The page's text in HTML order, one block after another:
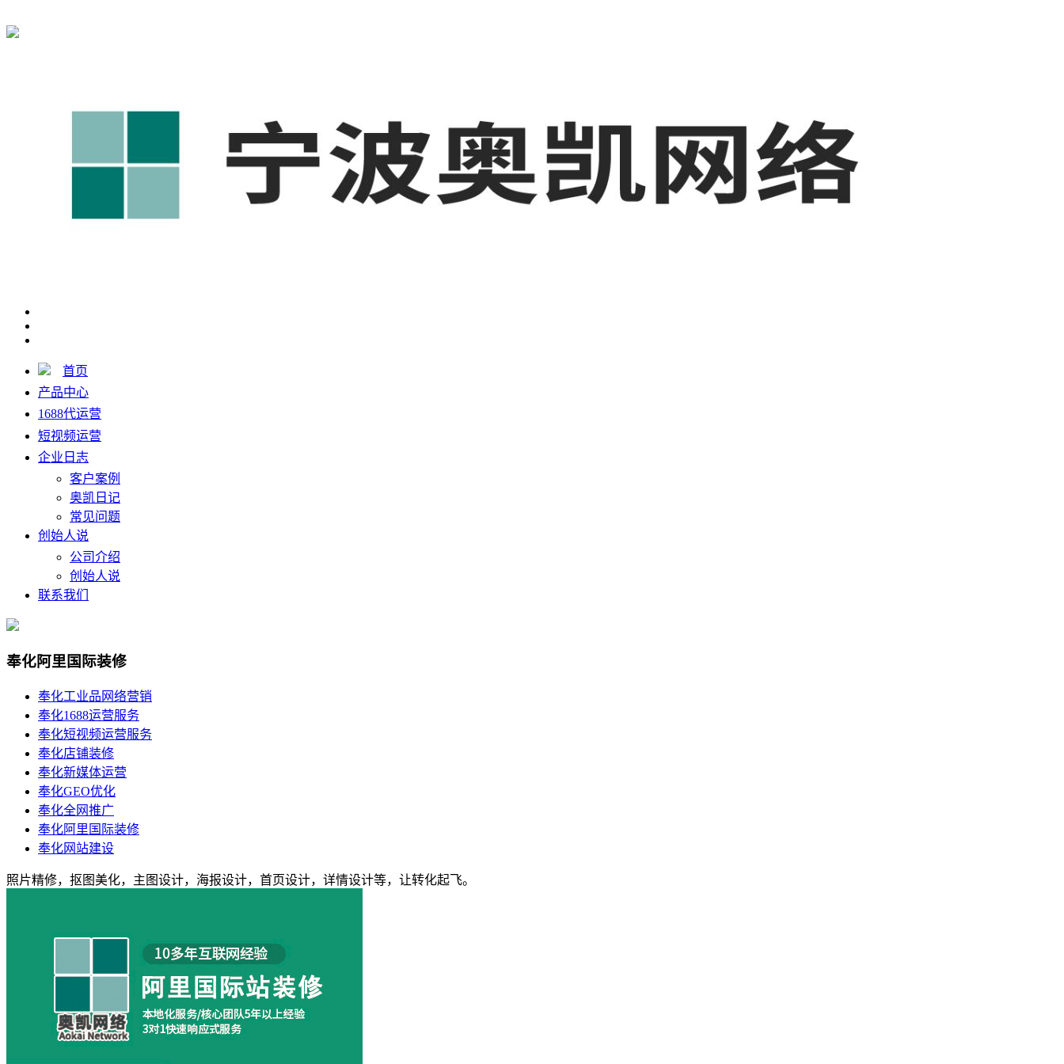
首页
产品中心
1688代运营
短视频运营
企业日志
客户案例
奥凯日记
常见问题
创始人说
公司介绍
创始人说
联系我们
奉化阿里国际装修
奉化工业品网络营销
奉化1688运营服务
奉化短视频运营服务
奉化店铺装修
奉化新媒体运营
奉化GEO优化
奉化全网推广
奉化阿里国际装修
奉化网站建设
照片精修，抠图美化，主图设计，海报设计，首页设计，详情设计等，让转化起飞。